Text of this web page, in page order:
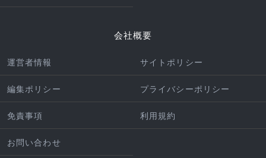
会社概要
運営者情報 サイトポリシー
編集ポリシー プライバシーポリシー
免責事項 利用規約
お問い合わせ